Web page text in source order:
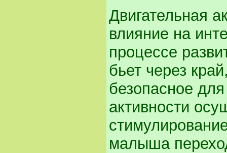
Двигательная
влияние на
процессе
бьет через
безопасное
активности
малыша